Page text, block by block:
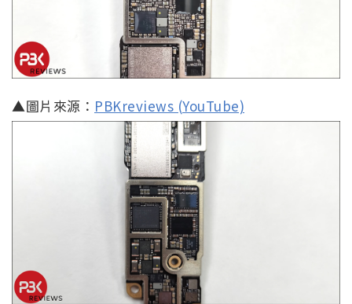
▲圖片來源： PBKreviews (YouTube)